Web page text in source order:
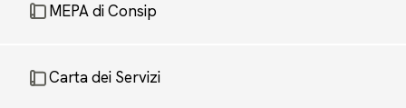
MEPA di Consip
Carta dei Servizi